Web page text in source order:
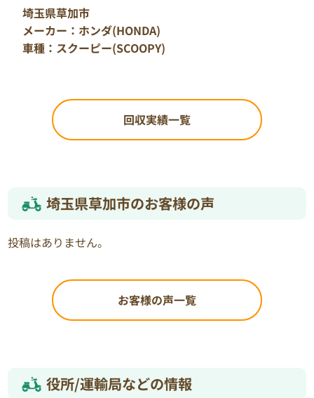
埼玉県草加市
メーカー：ホンダ(HONDA)
車種：スクーピー(SCOOPY)
回収実績一覧
埼玉県草加市のお客様の声
投稿はありません。
お客様の声一覧
役所/運輸局などの情報